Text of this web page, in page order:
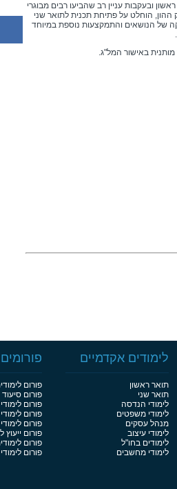
ובעקבות עניין רב שהביעו רבים מבוגרי
הוחלט על פתיחת תכנית לתואר שני
של הנושאים והתמקצעות נוספת במיוחד
באישור המל"ג.
לימודים אקדמיים
תואר ראשון
תואר שני
לימודי הנדסה
לימודי משפטים
מנהל עסקים
לימודי עיצוב
לימודים בחו"ל
לימודי מחשבים
פורומים
פורום
פורום סיעוד
פורום
פורום
פורום
פורום ייעוץ
פורום
פורום